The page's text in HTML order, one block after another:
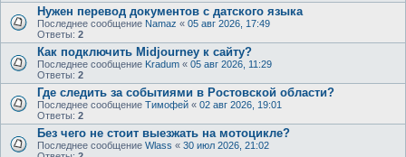
Нужен перевод документов с датского языка
Последнее сообщение Namaz « 05 авг 2026, 17:49
Ответы: 2
Как подключить Midjourney к сайту?
Последнее сообщение Kradum « 05 авг 2026, 11:29
Ответы: 2
Где следить за событиями в Ростовской области?
Последнее сообщение Тимофей « 02 авг 2026, 19:01
Ответы: 2
Без чего не стоит выезжать на мотоцикле?
Последнее сообщение Wlass « 30 июл 2026, 21:02